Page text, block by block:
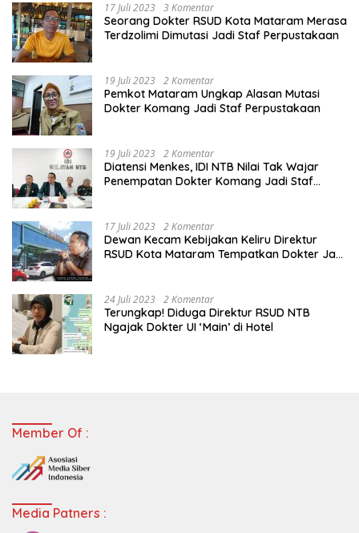
17 Juli 2023 3 Komentar
Seorang Dokter RSUD Kota Mataram Merasa
Terdzolimi Dimutasi Jadi Staf Perpustakaan
19 Juli 2023 2 Komentar
Pemkot Mataram Ungkap Alasan Mutasi
Dokter Komang Jadi Staf Perpustakaan
19 Juli 2023 2 Komentar
Diatensi Menkes, IDI NTB Nilai Tak Wajar
Penempatan Dokter Komang Jadi Staf
17 Juli 2023 2 Komentar
Dewan Kecam Kebijakan Keliru Direktur
RSUD Kota Mataram Tempatkan Dokter Jadi
24 Juli 2023 2 Komentar
Terungkap! Diduga Direktur RSUD NTB
Ngajak Dokter UI ‘Main’ di Hotel
Member Of :
Media Patners :